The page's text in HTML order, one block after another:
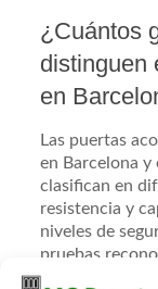
¿Cuántos
distinguen
en
Las puertas
en Barcelona y
clasifican en
resistencia y
niveles de
pruebas
variar en